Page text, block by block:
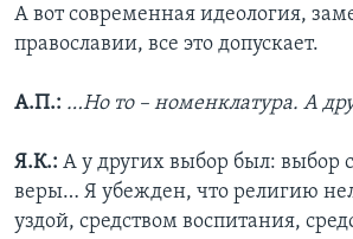
А вот современная идеология,
православии, все это допускает.
А.П.: …Но то – номенклатура. А
Я.К.: А у других выбор был: выбор
веры… Я убежден, что религию
уздой, средством воспитания,